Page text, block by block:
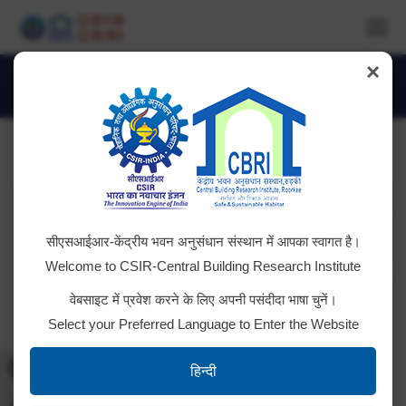
DSC_4182
You are here:
×
सीएसआईआर-केंद्रीय भवन अनुसंधान संस्थान में आपका स्वागत है।
Welcome to CSIR-Central Building Research Institute
वेबसाइट में प्रवेश करने के लिए अपनी पसंदीदा भाषा चुनें।
Select your Preferred Language to Enter the Website
हिन्दी